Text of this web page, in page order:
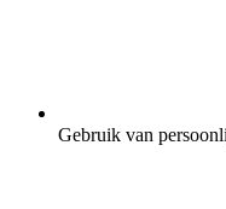
Gebruik van